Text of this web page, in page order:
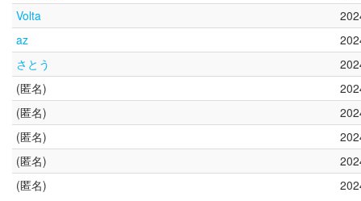
Volta
az
さとう
(匿名)
(匿名)
(匿名)
(匿名)
(匿名)